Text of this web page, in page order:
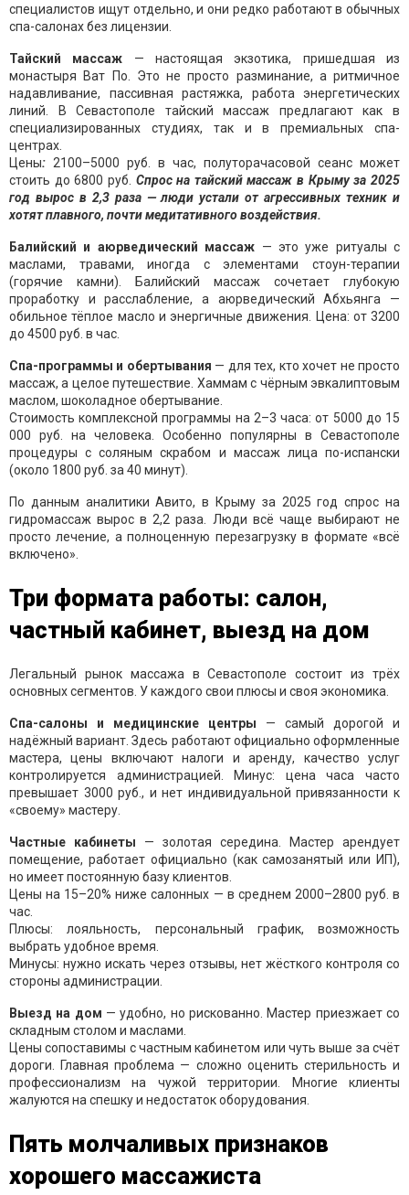
специалистов ищут отдельно, и они редко работают в обычных
спа-салонах без лицензии.
Тайский массаж — настоящая экзотика, пришедшая из
монастыря Ват По. Это не просто разминание, а ритмичное
надавливание, пассивная растяжка, работа энергетических
линий. В Севастополе тайский массаж предлагают как в
специализированных студиях, так и в премиальных спа-
центрах.
Цены: 2100–5000 руб. в час, полуторачасовой сеанс может
стоить до 6800 руб. Спрос на тайский массаж в Крыму за 2025
год вырос в 2,3 раза — люди устали от агрессивных техник и
хотят плавного, почти медитативного воздействия.
Балийский и аюрведический массаж — это уже ритуалы с
маслами, травами, иногда с элементами стоун-терапии
(горячие камни). Балийский массаж сочетает глубокую
проработку и расслабление, а аюрведический Абхьянга —
обильное тёплое масло и энергичные движения. Цена: от 3200
до 4500 руб. в час.
Спа-программы и обертывания — для тех, кто хочет не просто
массаж, а целое путешествие. Хаммам с чёрным эвкалиптовым
маслом, шоколадное обертывание.
Стоимость комплексной программы на 2–3 часа: от 5000 до 15
000 руб. на человека. Особенно популярны в Севастополе
процедуры с соляным скрабом и массаж лица по-испански
(около 1800 руб. за 40 минут).
По данным аналитики Авито, в Крыму за 2025 год спрос на
гидромассаж вырос в 2,2 раза. Люди всё чаще выбирают не
просто лечение, а полноценную перезагрузку в формате «всё
включено».
Три формата работы: салон,
частный кабинет, выезд на дом
Легальный рынок массажа в Севастополе состоит из трёх
основных сегментов. У каждого свои плюсы и своя экономика.
Спа-салоны и медицинские центры — самый дорогой и
надёжный вариант. Здесь работают официально оформленные
мастера, цены включают налоги и аренду, качество услуг
контролируется администрацией. Минус: цена часа часто
превышает 3000 руб., и нет индивидуальной привязанности к
«своему» мастеру.
Частные кабинеты — золотая середина. Мастер арендует
помещение, работает официально (как самозанятый или ИП),
но имеет постоянную базу клиентов.
Цены на 15–20% ниже салонных — в среднем 2000–2800 руб. в
час.
Плюсы: лояльность, персональный график, возможность
выбрать удобное время.
Минусы: нужно искать через отзывы, нет жёсткого контроля со
стороны администрации.
Выезд на дом — удобно, но рискованно. Мастер приезжает со
складным столом и маслами.
Цены сопоставимы с частным кабинетом или чуть выше за счёт
дороги. Главная проблема — сложно оценить стерильность и
профессионализм на чужой территории. Многие клиенты
жалуются на спешку и недостаток оборудования.
Пять молчаливых признаков
хорошего массажиста